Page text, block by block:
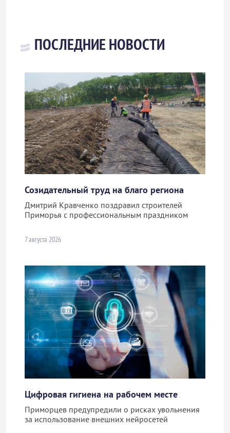
ПОСЛЕДНИЕ НОВОСТИ
Созидательный труд на благо региона
Дмитрий Кравченко поздравил строителей
Приморья с профессиональным праздником
7 августа 2026
Цифровая гигиена на рабочем месте
Приморцев предупредили о рисках увольнения
за использование внешних нейросетей